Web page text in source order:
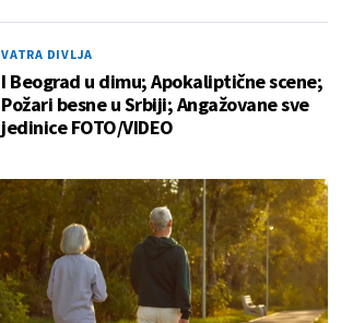
VATRA DIVLJA
I Beograd u dimu; Apokaliptične scene;
Požari besne u Srbiji; Angažovane sve
jedinice FOTO/VIDEO